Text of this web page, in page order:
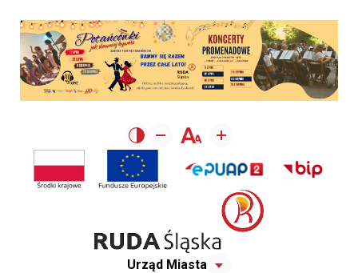
Urząd Miasta